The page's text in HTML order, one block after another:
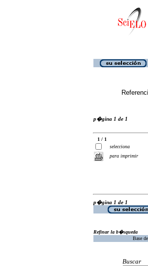
p�gina 1 de 1
1 / 1
selecciona
para imprimir
p�gina 1 de 1
Refinar la b�squeda
Base
Buscar